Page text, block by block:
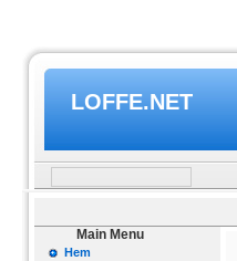
LOFFE.NET
Main Menu
Hem